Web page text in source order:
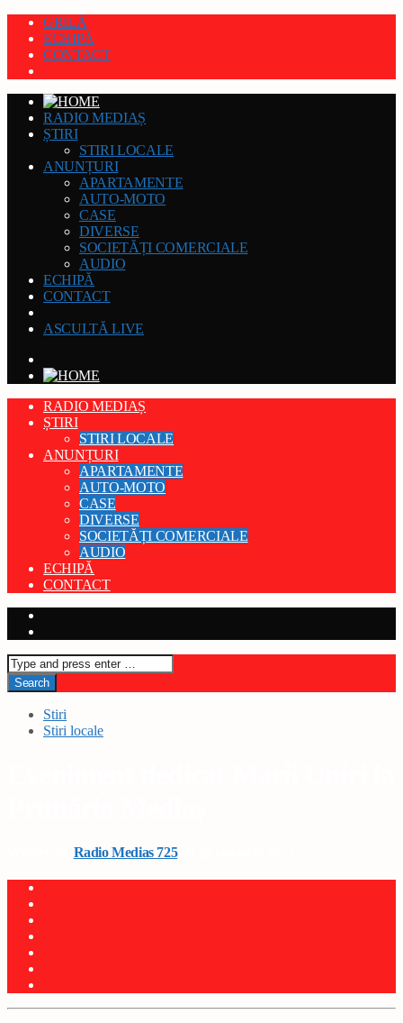
GRILĂ
ECHIPĂ
CONTACT
RADIO MEDIAȘ
ȘTIRI
STIRI LOCALE
ANUNȚURI
APARTAMENTE
AUTO-MOTO
CASE
DIVERSE
SOCIETĂȚI COMERCIALE
AUDIO
ECHIPĂ
CONTACT
ASCULTĂ LIVE
RADIO MEDIAȘ
ȘTIRI
STIRI LOCALE
ANUNȚURI
APARTAMENTE
AUTO-MOTO
CASE
DIVERSE
SOCIETĂȚI COMERCIALE
AUDIO
ECHIPĂ
CONTACT
Stiri
Stiri locale
Radio Medias 725on 22 ianuarie 2025